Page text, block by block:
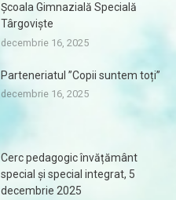
Școala Gimnazială Specială
Târgoviște
decembrie 16, 2025
Parteneriatul ”Copii suntem toți”
decembrie 16, 2025
Cerc pedagogic învățământ
special și special integrat, 5
decembrie 2025